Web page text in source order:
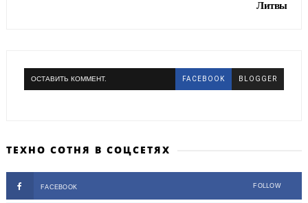
Литвы
ОСТАВИТЬ КОММЕНТ. FACEBOOK BLOGGER
ТЕХНО СОТНЯ В СОЦСЕТЯХ
FACEBOOK FOLLOW